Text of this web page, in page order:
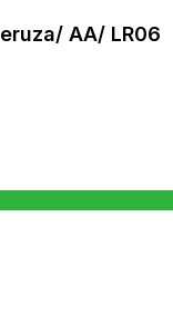
AA/ LR06